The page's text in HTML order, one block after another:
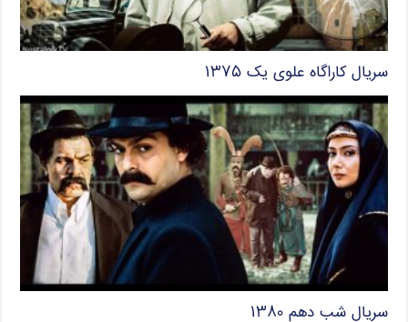
سریال کاراگاه علوی یک ۱۳۷۵
سریال شب دهم ۱۳۸۰